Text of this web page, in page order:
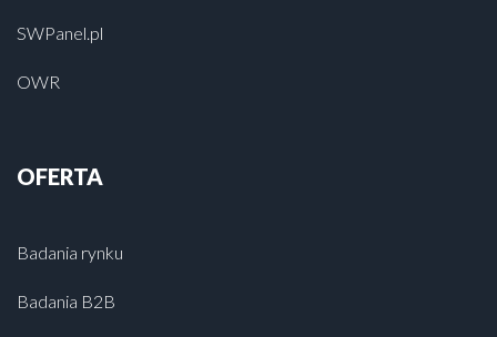
SWPanel.pl
OWR
OFERTA
Badania rynku
Badania B2B